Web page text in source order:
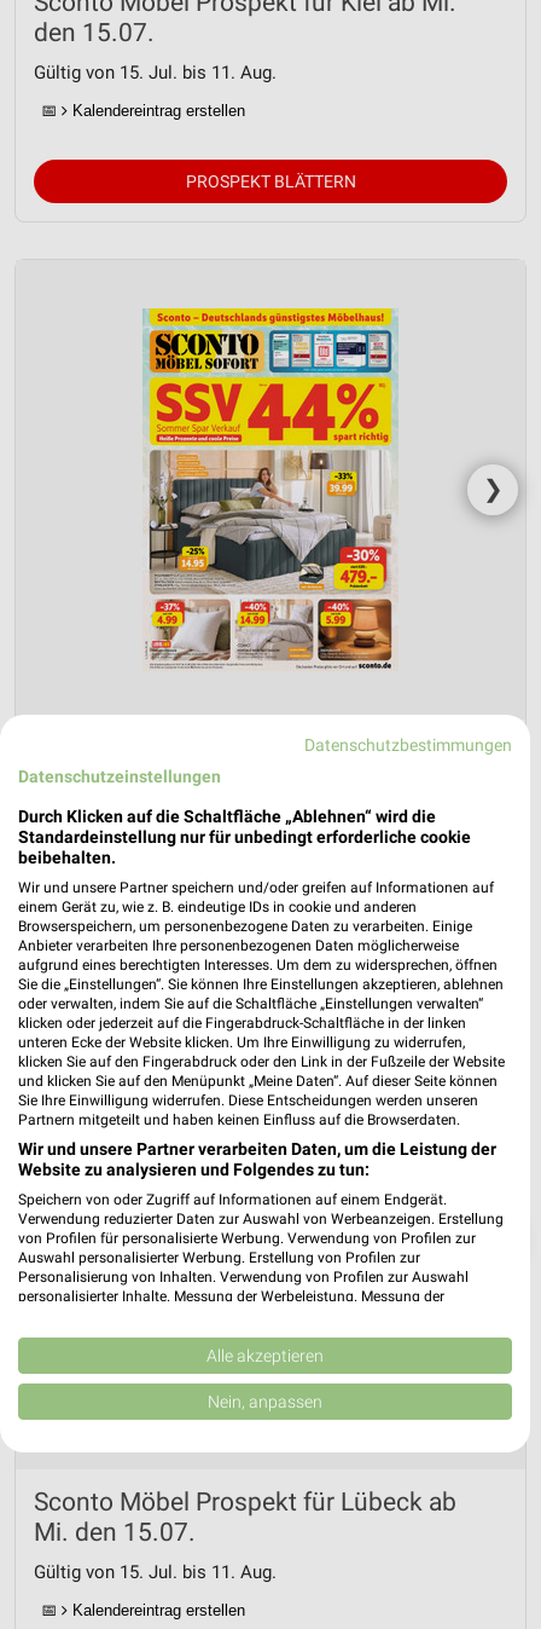
den 15.07.
Gültig von 15. Jul. bis 11. Aug.
📅 Kalendereintrag erstellen
PROSPEKT BLÄTTERN
❯
Sconto Möbel Prospekt für Magdeburg
ab Mi. den 15.07.
Gültig von 15. Jul. bis 11. Aug.
📅 Kalendereintrag erstellen
PROSPEKT BLÄTTERN
Sconto Möbel Prospekt für Lübeck ab
Mi. den 15.07.
Gültig von 15. Jul. bis 11. Aug.
📅 Kalendereintrag erstellen
Datenschutzbestimmungen
Datenschutzeinstellungen
Durch Klicken auf die Schaltfläche „Ablehnen“ wird die
Standardeinstellung nur für unbedingt erforderliche cookie
beibehalten.
Wir und unsere Partner speichern und/oder greifen auf Informationen auf
einem Gerät zu, wie z. B. eindeutige IDs in cookie und anderen
Browserspeichern, um personenbezogene Daten zu verarbeiten. Einige
Anbieter verarbeiten Ihre personenbezogenen Daten möglicherweise
aufgrund eines berechtigten Interesses. Um dem zu widersprechen, öffnen
Sie die „Einstellungen“. Sie können Ihre Einstellungen akzeptieren, ablehnen
oder verwalten, indem Sie auf die Schaltfläche „Einstellungen verwalten“
klicken oder jederzeit auf die Fingerabdruck-Schaltfläche in der linken
unteren Ecke der Website klicken. Um Ihre Einwilligung zu widerrufen,
klicken Sie auf den Fingerabdruck oder den Link in der Fußzeile der Website
und klicken Sie auf den Menüpunkt „Meine Daten“. Auf dieser Seite können
Sie Ihre Einwilligung widerrufen. Diese Entscheidungen werden unseren
Partnern mitgeteilt und haben keinen Einfluss auf die Browserdaten.
Wir und unsere Partner verarbeiten Daten, um die Leistung der
Website zu analysieren und Folgendes zu tun:
Speichern von oder Zugriff auf Informationen auf einem Endgerät.
Verwendung reduzierter Daten zur Auswahl von Werbeanzeigen. Erstellung
von Profilen für personalisierte Werbung. Verwendung von Profilen zur
Auswahl personalisierter Werbung. Erstellung von Profilen zur
Personalisierung von Inhalten. Verwendung von Profilen zur Auswahl
personalisierter Inhalte. Messung der Werbeleistung. Messung der
Kombinationen von Daten aus verschiedenen Quellen. Entwicklung und
Verbesserung der Angebote. Verwendung reduzierter Daten zur Auswahl
von Inhalten.
Daten können außerhalb der Europäischen Union weitergegeben und in die
USA gesendet werden.
Website/App.
Partnerliste anzeigen (1 IAB-Anbieter)
Wir nutzen Ihre Daten für folgende Zwecke:
Speichern von oder Zugriff auf Informationen
auf einem Endgerät
Alle akzeptieren
Nein, anpassen